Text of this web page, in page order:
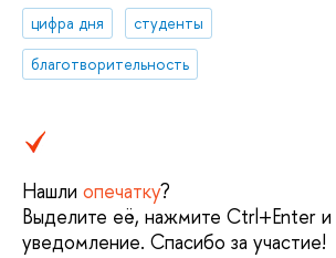
цифра дня
студенты
благотворительность
Нашли опечатку?
Выделите её, нажмите Ctrl+Enter и
уведомление. Спасибо за участие!